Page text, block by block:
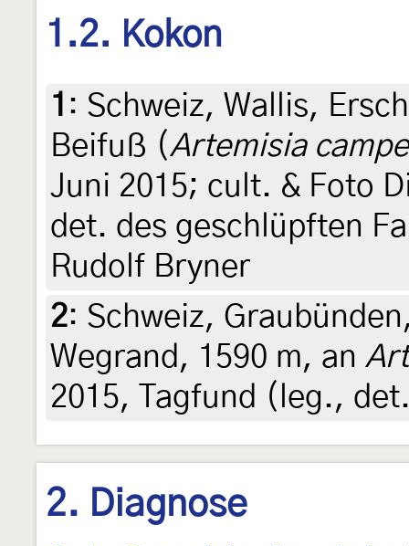
1.2. Kokon
1 : Schweiz, Wallis,
Beifuß (Artemisia
Juni 2015; cult. & Foto
det. des geschlüpften
Rudolf Bryner
2: Schweiz,
Wegrand, 1590 m, an
2015, Tagfund (leg.,
2. Diagnose